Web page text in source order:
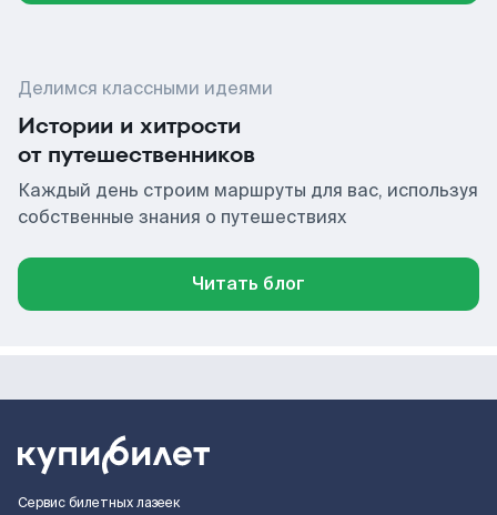
Делимся классными идеями
Истории и хитрости
от путешественников
Каждый день строим маршруты для вас, используя
собственные знания о путешествиях
Читать блог
Сервис билетных лазеек